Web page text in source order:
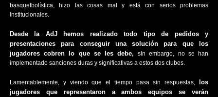
basquetbolística, hizo las cosas mal y está con serios problemas
institucionales.
Desde la AdJ hemos realizado todo tipo de pedidos y
presentaciones para conseguir una solución para que los
jugadores cobren lo que se les debe,sin embargo, no se han
implementado sanciones duras y significativas a estos dos clubes.
Lamentablemente, y viendo que el tiempo pasa sin respuestas, los
jugadores que representaron a ambos equipos se verán